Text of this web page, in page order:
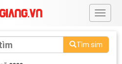
#
Tìm sim